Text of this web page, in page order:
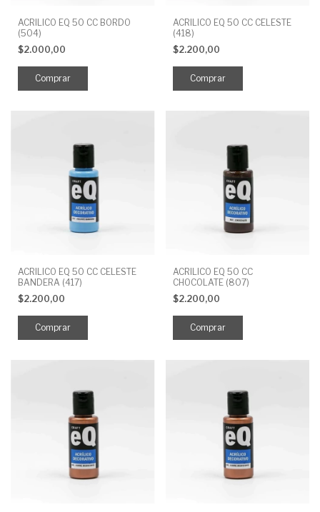
ACRILICO EQ 50 CC BORDO
(504)
$2.000,00
ACRILICO EQ 50 CC CELESTE
(418)
$2.200,00
ACRILICO EQ 50 CC CELESTE
BANDERA (417)
$2.200,00
ACRILICO EQ 50 CC
CHOCOLATE (807)
$2.200,00